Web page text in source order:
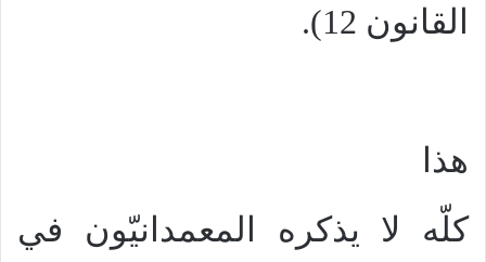
القانون 12).
هذا
كلّه لا يذكره المعمدانيّون في